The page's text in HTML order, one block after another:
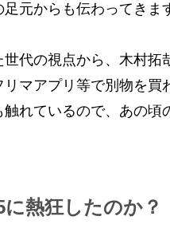
元からも伝わってきま
代の視点から、木村拓
マアプリ等で別物を買
れているので、あの頃
熱狂したのか？